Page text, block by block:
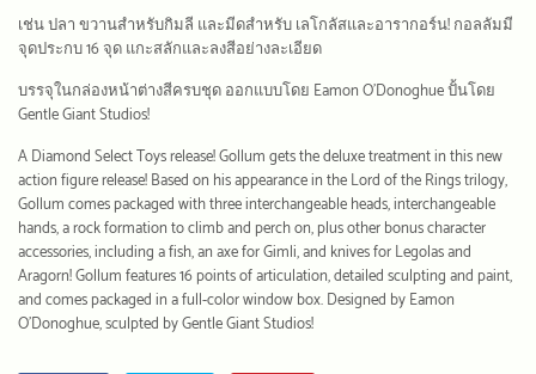
เช่น ปลา ขวานสำหรับกิมลี และมีดสำหรับ เลโกลัสและอารากอร์น! กอลลัมมี
จุดประกบ 16 จุด แกะสลักและลงสีอย่างละเอียด
บรรจุในกล่องหน้าต่างสีครบชุด ออกแบบโดย Eamon O'Donoghue ปั้นโดย
Gentle Giant Studios!
A Diamond Select Toys release! Gollum gets the deluxe treatment in this new
action figure release! Based on his appearance in the Lord of the Rings trilogy,
Gollum comes packaged with three interchangeable heads, interchangeable
hands, a rock formation to climb and perch on, plus other bonus character
accessories, including a fish, an axe for Gimli, and knives for Legolas and
Aragorn! Gollum features 16 points of articulation, detailed sculpting and paint,
and comes packaged in a full-color window box. Designed by Eamon
O'Donoghue, sculpted by Gentle Giant Studios!